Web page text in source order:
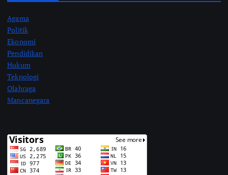
Agama
Politik
Ekonomi
Pendidikan
Hukum
Teknologi
Olahraga
Mancanegara